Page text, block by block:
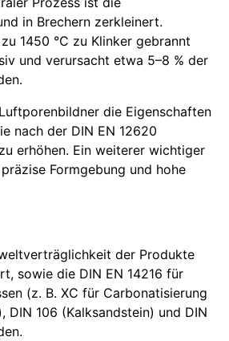
in Brechern zerkleinert.
1450 °C zu Klinker gebrannt
und verursacht etwa 5–8 % der
die Eigenschaften
nach der DIN EN 12620
erhöhen. Ein weiterer wichtiger
Formgebung und hohe
der Produkte
sowie die DIN EN 14216 für
(z. B. XC für Carbonatisierung
106 (Kalksandstein) und DIN